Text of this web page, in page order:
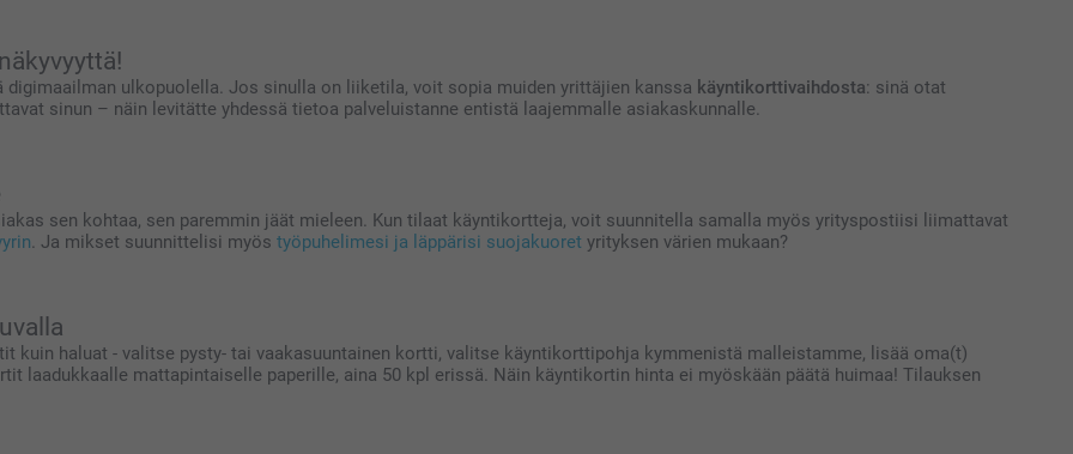
ulkopuolella. Jos sinulla on liiketila, voit sopia muiden yrittäjien kanssa käyntikorttivaihdosta: sinä otat
sinun – näin levitätte yhdessä tietoa palveluistanne entistä laajemmalle asiakaskunnalle.
sen kohtaa, sen paremmin jäät mieleen. Kun tilaat käyntikortteja, voit suunnitella samalla myös yrityspostiisi liimattavat
. Ja mikset suunnittelisi myös työpuhelimesi ja läppärisi suojakuoret yrityksen värien mukaan?
kuin haluat - valitse pysty- tai vaakasuuntainen kortti, valitse käyntikorttipohja kymmenistä malleistamme, lisää oma(t)
laadukkaalle mattapintaiselle paperille, aina 50 kpl erissä. Näin käyntikortin hinta ei myöskään päätä huimaa! Tilauksen